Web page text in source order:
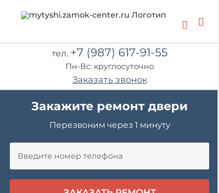
тел. +7 (987) 617-91-55
Пн-Вс: круглосуточно
Заказать звонок
Закажите ремонт двери
Перезвоним через 1 минуту